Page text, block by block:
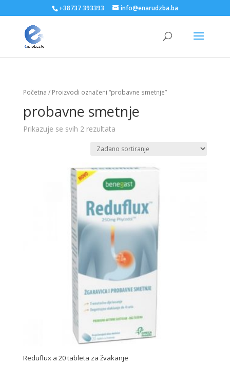
+38737 393393 info@enarudzba.ba
Početna / Proizvodi označeni “probavne smetnje”
probavne smetnje
Prikazuje se svih 2 rezultata
Reduflux a 20 tableta za žvakanje